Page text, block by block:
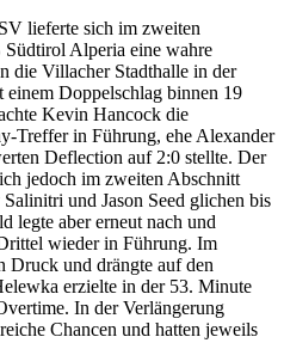
lieferte sich im zweiten
Alperia eine wahre
die Villacher Stadthalle in der
einem Doppelschlag binnen 19
Kevin Hancock die
Treffer in Führung, ehe Alexander
Deflection auf 2:0 stellte. Der
jedoch im zweiten Abschnitt
und Jason Seed glichen bis
legte aber erneut nach und
wieder in Führung. Im
Druck und drängte auf den
erzielte in der 53. Minute
In der Verlängerung
Chancen und hatten jeweils